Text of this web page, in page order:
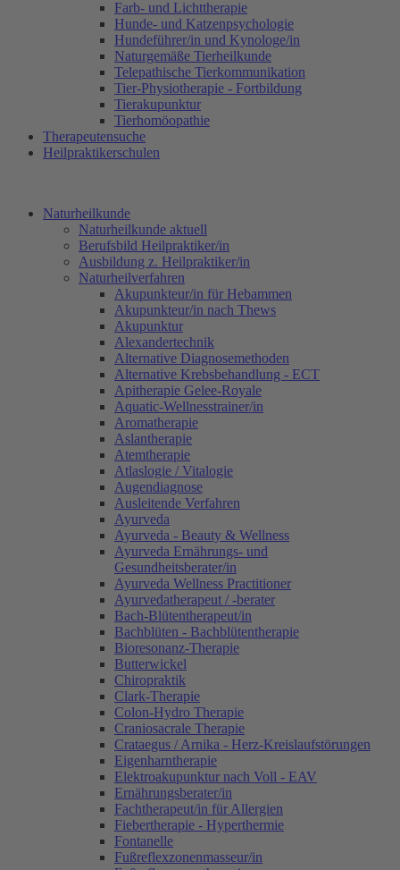
Farb- und Lichttherapie
Hunde- und Katzenpsychologie
Hundeführer/in und Kynologe/in
Naturgemäße Tierheilkunde
Telepathische Tierkommunikation
Tier-Physiotherapie - Fortbildung
Tierakupunktur
Tierhomöopathie
Therapeutensuche
Heilpraktikerschulen
Naturheilkunde
Naturheilkunde aktuell
Berufsbild Heilpraktiker/in
Ausbildung z. Heilpraktiker/in
Naturheilverfahren
Akupunkteur/in für Hebammen
Akupunkteur/in nach Thews
Akupunktur
Alexandertechnik
Alternative Diagnosemethoden
Alternative Krebsbehandlung - ECT
Apitherapie Gelee-Royale
Aquatic-Wellnesstrainer/in
Aromatherapie
Aslantherapie
Atemtherapie
Atlaslogie / Vitalogie
Augendiagnose
Ausleitende Verfahren
Ayurveda
Ayurveda - Beauty & Wellness
Ayurveda Ernährungs- und
Gesundheitsberater/in
Ayurveda Wellness Practitioner
Ayurvedatherapeut / -berater
Bach-Blütentherapeut/in
Bachblüten - Bachblütentherapie
Bioresonanz-Therapie
Butterwickel
Chiropraktik
Clark-Therapie
Colon-Hydro Therapie
Craniosacrale Therapie
Crataegus / Arnika - Herz-Kreislaufstörungen
Eigenharntherapie
Elektroakupunktur nach Voll - EAV
Ernährungsberater/in
Fachtherapeut/in für Allergien
Fiebertherapie - Hyperthermie
Fontanelle
Fußreflexzonenmasseur/in